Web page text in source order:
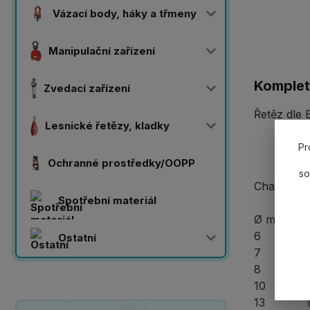
Vázací body, háky a třmeny
Manipulační zařízení
Zvedací zařízení
Lesnické řetězy, kladky
Ochranné prostředky/OOPP
Spotřební materiál
Ostatní
Řetěz dle
Chain
Ø mm
6
7
8
10
13